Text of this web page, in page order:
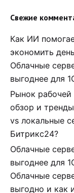
Свежие
Как ИИ
экономить
Облачные
выгоднее для
Рынок
обзор и
vs локальные
Битрикс24?
Облачные
выгоднее для
Облачные
выгодно и как